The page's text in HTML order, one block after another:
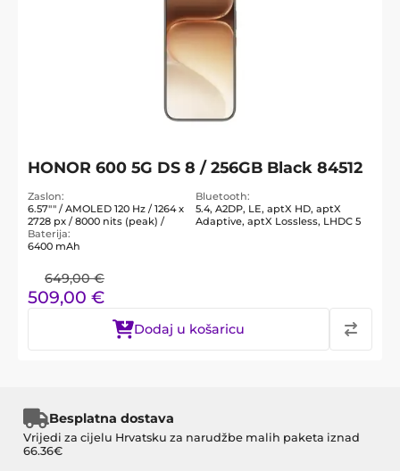
HONOR 600 5G DS 8 / 256GB Black 84512
Zaslon
6.57"" / AMOLED 120 Hz / 1264 x
2728 px / 8000 nits (peak) /
Bluetooth
5.4, A2DP, LE, aptX HD, aptX
Adaptive, aptX Lossless, LHDC 5
Baterija
6400 mAh
649,00 €
509,00 €
Dodaj u košaricu
Besplatna dostava
Vrijedi za cijelu Hrvatsku za narudžbe malih paketa iznad
66.36€